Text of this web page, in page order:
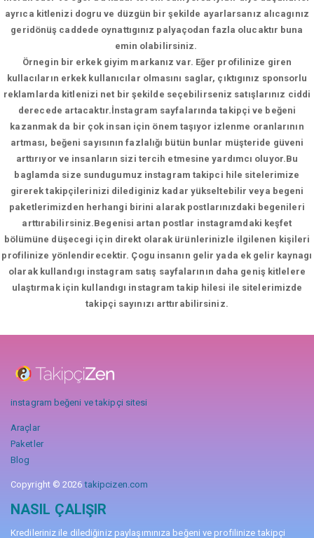
ayrıca kitlenizi dogru ve düzgün bir şekilde ayarlarsanız alıcagınız
geridönüş caddede oynattıgınız palyaçodan fazla olucaktır buna
emin olabilirsiniz.
Örnegin bir erkek giyim markanız var. Eğer profilinize giren
kullacıların erkek kullanıcılar olmasını saglar, çıktıgınız sponsorlu
reklamlarda kitlenizi net bir şekilde seçebilirseniz satışlarınız ciddi
derecede artacaktır.İnstagram sayfalarında takipçi ve beğeni
kazanmak da bir çok insan için önem taşıyor izlenme oranlarının
artması, beğeni sayısının fazlalığı bütün bunlar müşteride güveni
arttırıyor ve insanların sizi tercih etmesine yardımcı oluyor.Bu
baglamda size sundugumuz instagram takipci hile sitelerimize
girerek takipçilerinizi dilediginiz kadar yükseltebilir veya begeni
paketlerimizden herhangi birini alarak postlarınızdaki begenileri
arttırabilirsiniz.Begenisi artan postlar instagramdaki keşfet
bölümüne düşecegi için direkt olarak ürünlerinizle ilgilenen kişileri
profilinize yönlendirecektir. Çogu insanın gelir yada ek gelir kaynagı
olarak kullandıgı instagram satış sayfalarının daha geniş kitlelere
ulaştırmak için kullandıgı instagram takip hilesi ile sitelerimizde
takipçi sayınızı arttırabilirsiniz.
instagram beğeni ve takipçi sitesi
Araçlar
Paketler
Blog
Copyright © 2026takipcizen.com
NASIL ÇALIŞIR
Kredileriniz ile dilediğiniz paylaşımınıza beğeni ve profilinize takipçi